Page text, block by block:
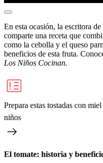
En esta ocasión, la escritora
comparte una receta que
como la cebolla y el queso
beneficios de esta fruta.
Los Niños Cocinan.
Prepara estas tostadas con
niños
El tomate: historia y